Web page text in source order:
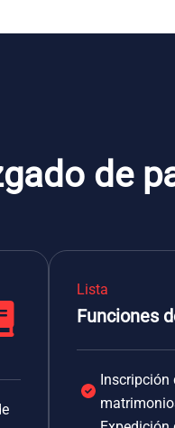
de
Lista
Funciones
Inscripción